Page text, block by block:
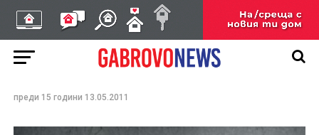
мениджъри и
предприемачи „Next
Generation“
преди 15 години 13.05.2011